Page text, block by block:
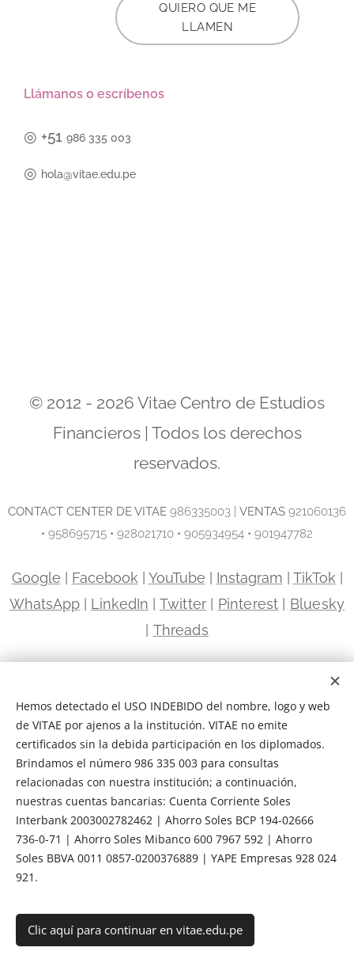
QUIERO QUE ME
LLAMEN
Llámanos o escríbenos
◎ +51 986 335 003
◎ hola@vitae.edu.pe
© 2012 - 2026 Vitae Centro de Estudios
Financieros | Todos los derechos
reservados.
CONTACT CENTER DE VITAE 986335003 | VENTAS 921060136
• 958695715 • 928021710 • 905934954 • 901947782
Google Facebook YouTube Instagram TikTok
WhatsApp| LinkedIn Twitter Pinterest
Bluesky
Threads
Sede Santa Anita · Ate · El Agustino | Avenida Nicolás Ayllón
2941 El Agustino, Lima | Centro Empresarial Céntrica
VITAE ESCUELA DE ESPECIALIZACIÓN EJECUTIVA RUC 20602114130 |
INDECOPI PROPIEDAD INTELECTUAL 00130931 | CÁMARA DE COMERCIO
CCL 00052 894.1
Hemos detectado el USO INDEBIDO del nombre, logo y web
de VITAE por ajenos a la institución. VITAE no emite
certificados sin la debida participación en los diplomados.
Brindamos el número 986 335 003 para consultas
relacionadas con nuestra institución; a continuación,
nuestras cuentas bancarias: Cuenta Corriente Soles
Interbank 2003002782462 | Ahorro Soles BCP 194-02666
736-0-71 | Ahorro Soles Mibanco 600 7967 592 | Ahorro
Soles BBVA 0011 0857-0200376889 | YAPE Empresas 928 024
921.
Clic aquí para continuar en vitae.edu.pe